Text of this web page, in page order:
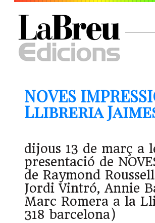
NOVES
Llibreria Jaimes
dijous 13 de març a
presentació de
de Raymond
Jordi Vintró, Annie
Marc Romera a la
318 barcelona)